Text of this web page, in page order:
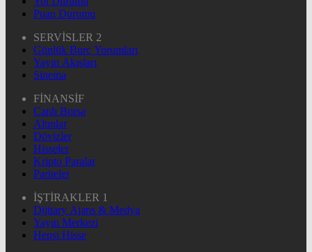
Puan Durumu
SERVİSLER 2
Günlük Burç Yorumları
Yayın Akışları
Sinema
FİNANSİF
Canlı Borsa
Altınlar
Dövizler
Hisseler
Kripto Paralar
Pariteler
İŞTİRAKLER 1
Dijitary Ajans & Medya
Yayın Merkezi
Hepsi Hisse